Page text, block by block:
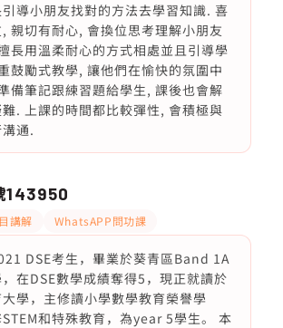
導小朋友找對的方法去學習知識. 喜
親切有耐心, 會換位思考理解小朋友
長用溫柔耐心的方式相處並且引導學
鼓勵式教學, 讓他們在愉快的氛圍中
備筆記跟練習題給學生, 課後也會解
. 上課的時間都比較彈性, 會積極與
通.
143950
講解 WhatsAPP問功課
DSE考生，畢業於葵青區Band 1A
在DSE數學成績奪得5，現正就讀於
學，主修讀小學數學教育榮譽學
和特殊教育，為year 5學生。 本